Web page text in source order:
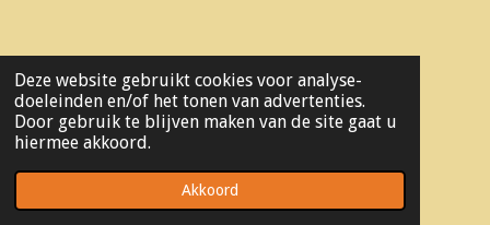
Deze website gebruikt cookies voor analyse-
doeleinden en/of het tonen van advertenties.
Door gebruik te blijven maken van de site gaat u
hiermee akkoord.
Akkoord